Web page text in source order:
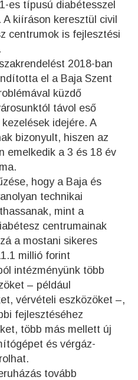
es típusú diabétesszel
kiíráson keresztül civil
centrumok is fejlesztési
2018-ban
el a Baja Szent
küzdő
távol eső
idejére. A
bizonyult, hiszen az
emelkedik a 3 és 18 év
hogy a Baja és
technikai
mint a
centrumainak
a mostani sikeres
millió forint
intézményünk több
– például
vérvételi eszközöket –,
fejlesztéséhez
több más mellett új
és vérgáz-
tovább